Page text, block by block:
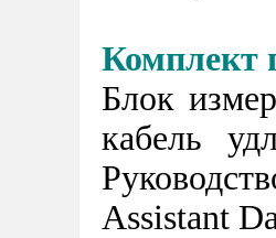
Комплект
Блок
кабель
Assistant